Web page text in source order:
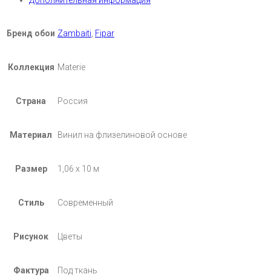
Бренд обои Zambaiti Fipar
Коллекция Materie
Страна Россия
Материал Винил на флизелиновой основе
Размер 1,06 х 10 м
Стиль Современный
Рисунок Цветы
Фактура Под ткань